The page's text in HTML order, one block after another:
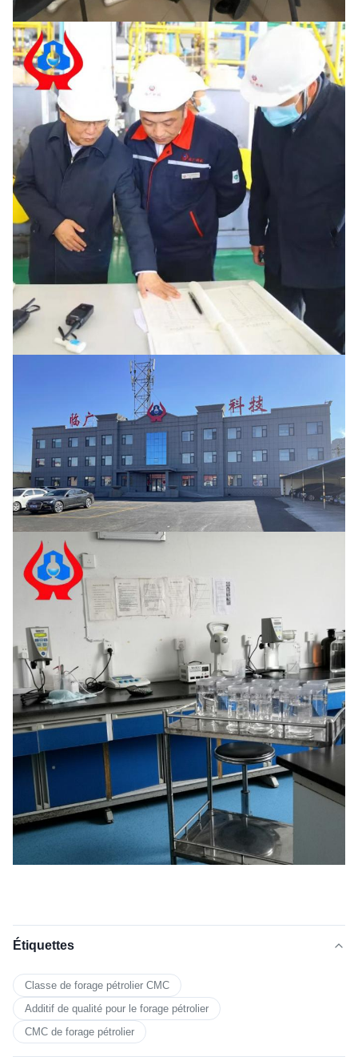
Étiquettes
Classe de forage pétrolier CMC
Additif de qualité pour le forage pétrolier
CMC de forage pétrolier